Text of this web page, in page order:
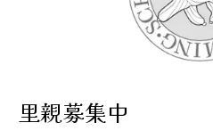
里親募集中